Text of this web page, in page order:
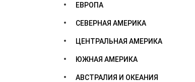
ЕВРОПА
СЕВЕРНАЯ АМЕРИКА
ЦЕНТРАЛЬНАЯ АМЕРИКА
ЮЖНАЯ АМЕРИКА
АВСТРАЛИЯ И ОКЕАНИЯ